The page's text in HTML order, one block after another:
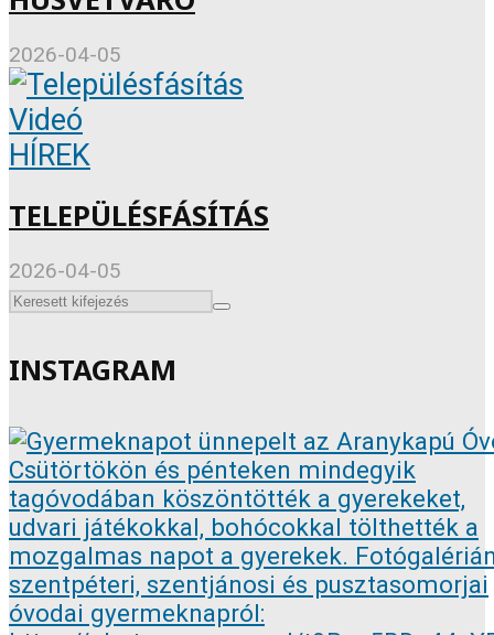
2026-04-05
Videó
HÍREK
TELEPÜLÉSFÁSÍTÁS
2026-04-05
INSTAGRAM